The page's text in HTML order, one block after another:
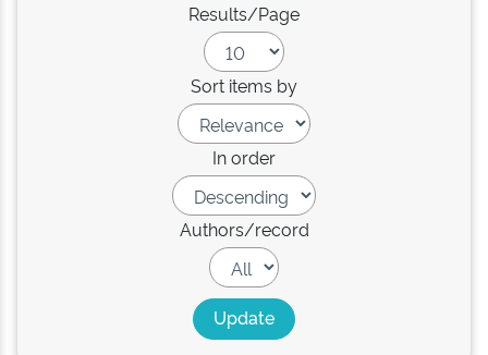
Results/Page
Sort items by
In order
Authors/record